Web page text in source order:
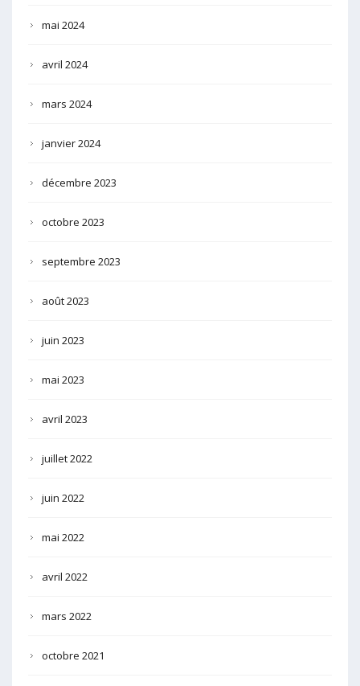
mai 2024
avril 2024
mars 2024
janvier 2024
décembre 2023
octobre 2023
septembre 2023
août 2023
juin 2023
mai 2023
avril 2023
juillet 2022
juin 2022
mai 2022
avril 2022
mars 2022
octobre 2021